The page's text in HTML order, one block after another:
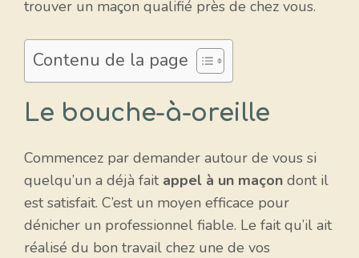
trouver un maçon qualifié près de chez vous.
Contenu de la page
Le bouche-à-oreille
Commencez par demander autour de vous si
quelqu’un a déjà fait appel à un maçon dont il
est satisfait. C’est un moyen efficace pour
dénicher un professionnel fiable. Le fait qu’il ait
réalisé du bon travail chez une de vos